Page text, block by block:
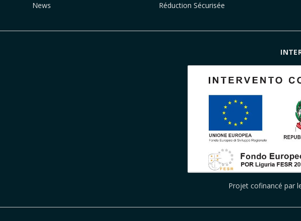
News
Réduction Sécurisée
Projet cofinancé par